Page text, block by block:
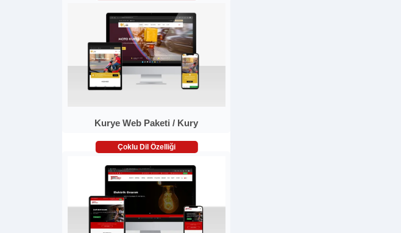
Kurye Web Paketi / Kury
Çoklu Dil Özelliği